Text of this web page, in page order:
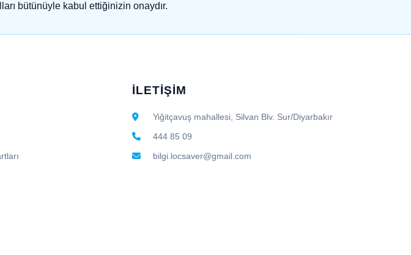
bütünüyle kabul ettiğinizin onaydır.
İLETİŞİM
Yiğitçavuş mahallesi, Silvan Blv. Sur/Diyarbakır
444 85 09
bilgi.locsaver@gmail.com